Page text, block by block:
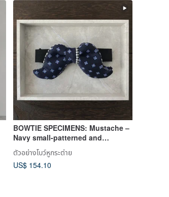
BOWTIE SPECIMENS: Mustache –
Navy small-patterned and
Shepherd's check
ตัวอย่างโบว์หูกระต่าย
US$ 154.10